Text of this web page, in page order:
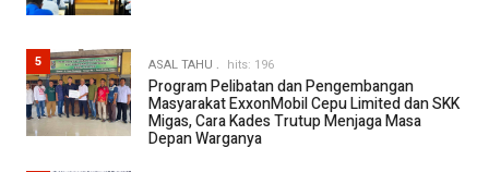
5 ASAL TAHU hits: 196
Program Pelibatan dan Pengembangan
Masyarakat ExxonMobil Cepu Limited dan SKK
Migas, Cara Kades Trutup Menjaga Masa
Depan Warganya